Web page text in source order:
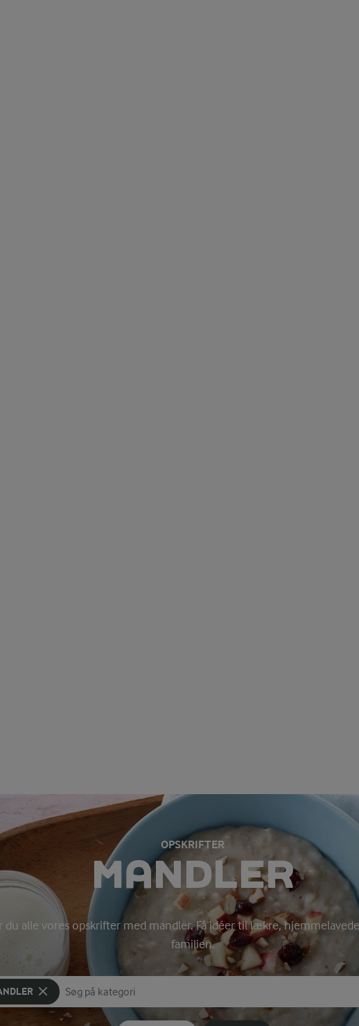
OPSKRIFTER
MANDLER
du alle vores opskrifter med mandler. Få idéer til lækre,
familien.
Søg på kategori
Indtast søgeord for at søge